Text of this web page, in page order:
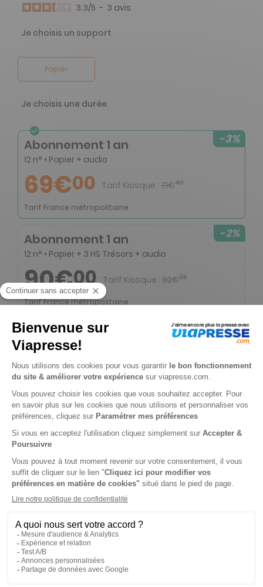
3.3/5 - 3 avis
Je choisis un support
Papier
Je choisis une durée
-3%
Abonnement 1 an
12 n° • Papier + audio
69€00 Tarif Kiosque : 71€40
Tarif France métropolitaine
-2%
Abonnement 1 an
12 n° • Papier + 3 HS Trésors + audio
90€00 Tarif Kiosque : 92€25
Tarif France métropolitaine
-1%
Abonnement Durée libre
Papier + Audio + 3 hors-séries Trésors par an
5€90 Tarif Kiosque :5€ 95
Prix par n°
Tarif France métropolitaine
-1%
Abonnement Durée libre
5€90 Tarif Kiosque : 5€95
Prix par n°
ℹ️Note :les codes promotionnels ne sont pas
valables sur ce titre.